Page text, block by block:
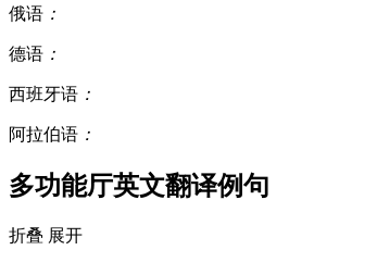
俄语 ：
德语 ：
西班牙语 ：
阿拉伯语 ：
多功能厅英文翻译例句
折叠 展开